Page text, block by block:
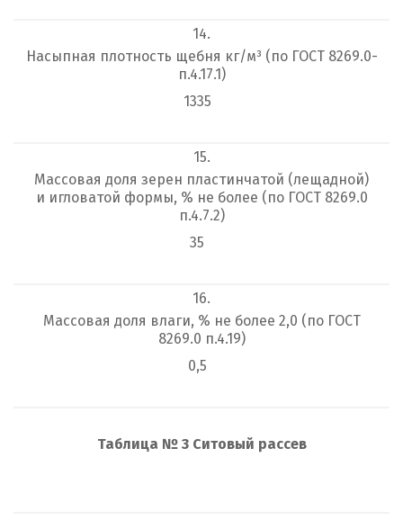
14.
Насыпная плотность щебня кг/м³ (по ГОСТ 8269.0-
п.4.17.1)
1335
15.
Массовая доля зерен пластинчатой (лещадной)
и игловатой формы, % не более (по ГОСТ 8269.0
п.4.7.2)
35
16.
Массовая доля влаги, % не более 2,0 (по ГОСТ
8269.0 п.4.19)
0,5
Таблица № 3 Ситовый рассев